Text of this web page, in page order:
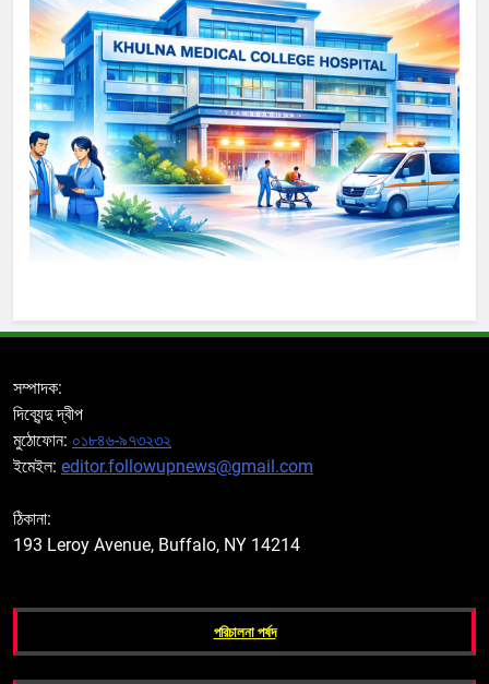
সম্পাদক:
দিব্যেন্দু দ্বীপ
মুঠোফোন: ০১৮৪৬-৯৭৩২৩২
ইমেইল: editor.followupnews@gmail.com
ঠিকানা:
193 Leroy Avenue, Buffalo, NY 14214
পরিচালনা পর্ষদ